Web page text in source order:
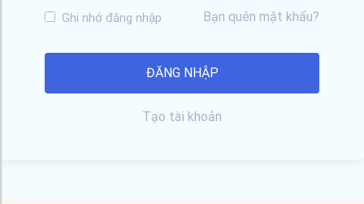
Ghi nhớ đăng nhập Bạn quên mật khẩu?
Tạo tài khoản